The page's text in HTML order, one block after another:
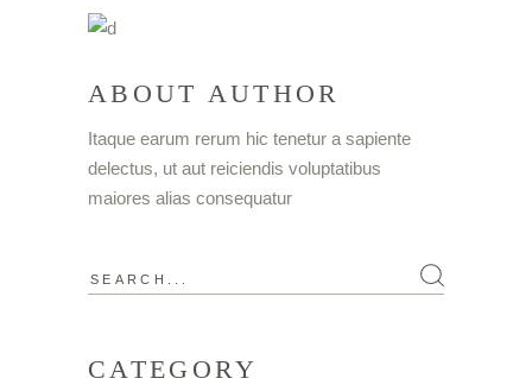
ABOUT AUTHOR
Itaque earum rerum hic tenetur a sapiente
delectus, ut aut reiciendis voluptatibus
maiores alias consequatur
CATEGORY